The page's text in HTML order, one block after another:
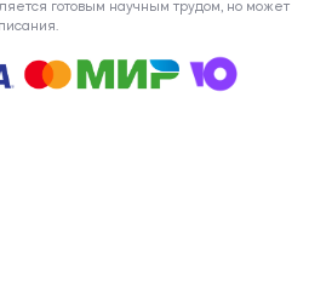
готовым научным трудом, но может